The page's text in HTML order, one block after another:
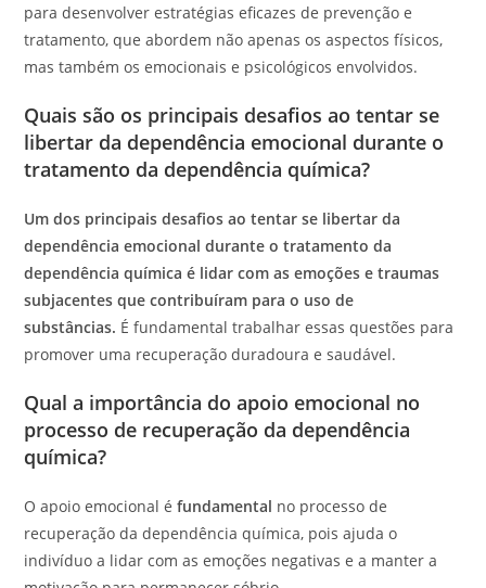
para desenvolver estratégias eficazes de prevenção e
tratamento, que abordem não apenas os aspectos físicos,
mas também os emocionais e psicológicos envolvidos.
Quais são os principais desafios ao tentar se
libertar da dependência emocional durante o
tratamento da dependência química?
Um dos principais desafios ao tentar se libertar da
dependência emocional durante o tratamento da
dependência química é lidar com as emoções e traumas
subjacentes que contribuíram para o uso de
substâncias. É fundamental trabalhar essas questões para
promover uma recuperação duradoura e saudável.
Qual a importância do apoio emocional no
processo de recuperação da dependência
química?
O apoio emocional éfundamental no processo de
recuperação da dependência química, pois ajuda o
indivíduo a lidar com as emoções negativas e a manter a